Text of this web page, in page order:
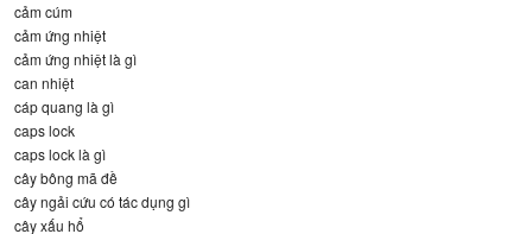
cảm cúm
cảm ứng nhiệt
cảm ứng nhiệt là gì
can nhiệt
cáp quang là gì
caps lock
caps lock là gì
cây bông mã đề
cây ngải cứu có tác dụng gì
cây xấu hổ